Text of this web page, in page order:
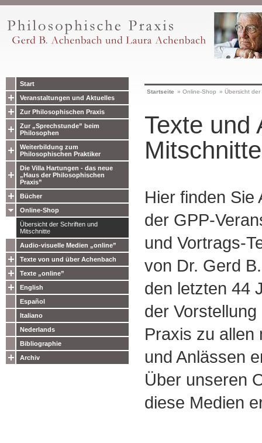
Start
Veranstaltungen und Aktuelles
Zur Philosophischen Praxis
Zur „Sprechstunde” beim
Philosophen
Weiterbildung zum
Philosophischen Praktiker
Die Villa Hartungen - das neue
„Haus der Philosophischen
Praxis”
Bücher
Online-Shop
Übersicht der Schriften und
Mitschnitte
Audio-visuelle Medien „online”
Texte von und über Achenbach
Texte „online”
English
Español
Italiano
Nederlands
Bibliographie
Archiv
Startseite » Online-Shop » Übersicht
Texte und
Mitschnitte
Hier finden Sie
der GPP-
und Vortrags-
von Dr. Gerd
den letzten 44
der
Praxis zu allen
und Anlässen
Über unseren
diese Medien